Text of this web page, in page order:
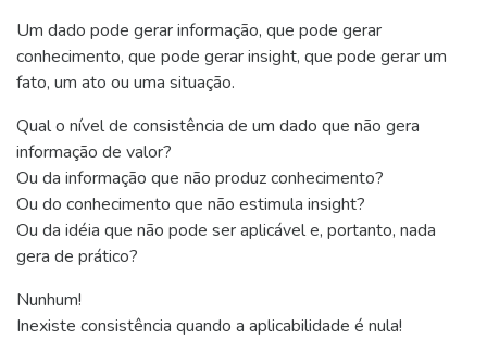
Um dado pode gerar informação, que pode gerar
conhecimento, que pode gerar insight, que pode gerar um
fato, um ato ou uma situação.
Qual o nível de consistência de um dado que não gera
informação de valor?
Ou da informação que não produz conhecimento?
Ou do conhecimento que não estimula insight?
Ou da idéia que não pode ser aplicável e, portanto, nada
gera de prático?
Nunhum!
Inexiste consistência quando a aplicabilidade é nula!